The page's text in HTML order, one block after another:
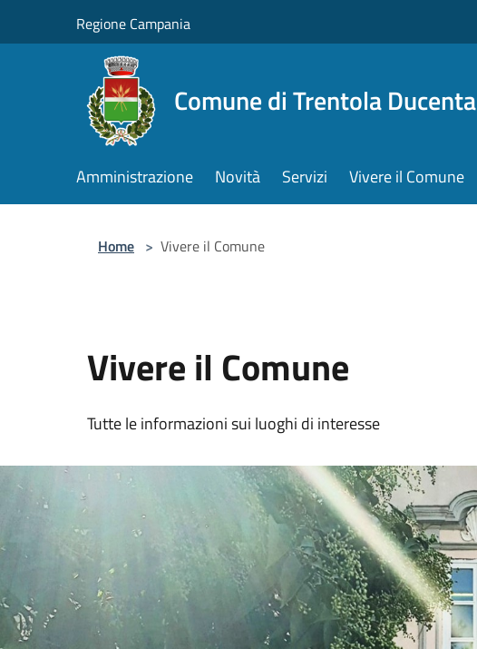
Regione Campania
Comune di Trentola Ducenta
Amministrazione Novità Servizi Vivere il Comune
Home > Vivere il Comune
Vivere il Comune
Tutte le informazioni sui luoghi di interesse